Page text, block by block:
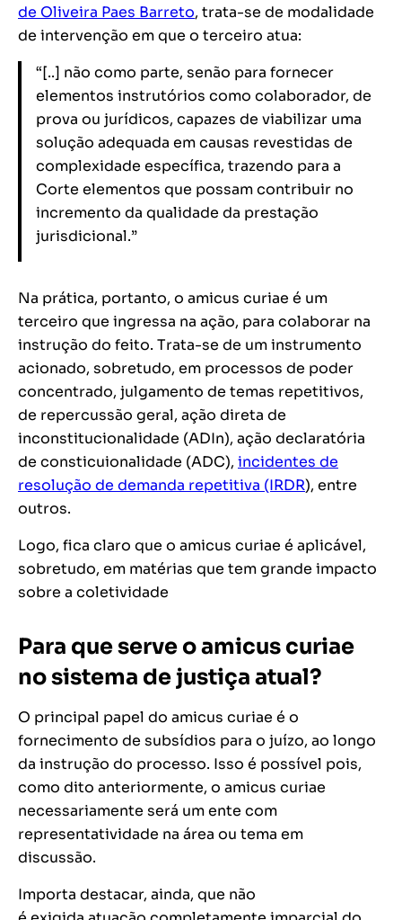
de Oliveira Paes Barreto, trata-se de modalidade
de intervenção em que o terceiro atua:
“[..] não como parte, senão para fornecer
elementos instrutórios como colaborador, de
prova ou jurídicos, capazes de viabilizar uma
solução adequada em causas revestidas de
complexidade específica, trazendo para a
Corte elementos que possam contribuir no
incremento da qualidade da prestação
jurisdicional.”
Na prática, portanto, o amicus curiae é um
terceiro que ingressa na ação, para colaborar na
instrução do feito. Trata-se de um instrumento
acionado, sobretudo, em processos de poder
concentrado, julgamento de temas repetitivos,
de repercussão geral, ação direta de
inconstitucionalidade (ADIn), ação declaratória
de consticuionalidade (ADC), incidentes de
resolução de demanda repetitiva (IRDR), entre
outros.
Logo, fica claro que o amicus curiae é aplicável,
sobretudo, em matérias que tem grande impacto
sobre a coletividade
Para que serve o amicus curiae
no sistema de justiça atual?
O principal papel do amicus curiae é o
fornecimento de subsídios para o juízo, ao longo
da instrução do processo. Isso é possível pois,
como dito anteriormente, o amicus curiae
necessariamente será um ente com
representatividade na área ou tema em
discussão.
Importa destacar, ainda, que não